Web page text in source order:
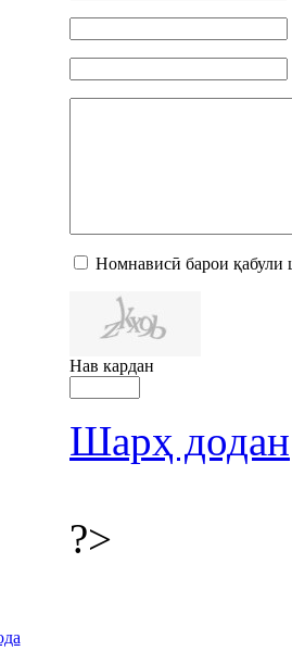
Номнависӣ барои қабули
Нав кардан
Шарҳ додан
?>